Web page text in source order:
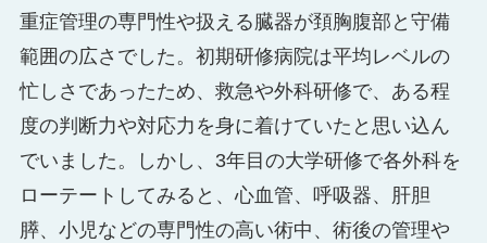
重症管理の専門性や扱える臓器が頚胸腹部と守備
範囲の広さでした。初期研修病院は平均レベルの
忙しさであったため、救急や外科研修で、ある程
度の判断力や対応力を身に着けていたと思い込ん
でいました。しかし、3年目の大学研修で各外科を
ローテートしてみると、心血管、呼吸器、肝胆
膵、小児などの専門性の高い術中、術後の管理や